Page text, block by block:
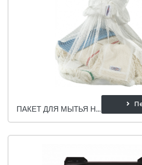
ПАКЕТ ДЛЯ МЫТЬЯ НАСАДКИ